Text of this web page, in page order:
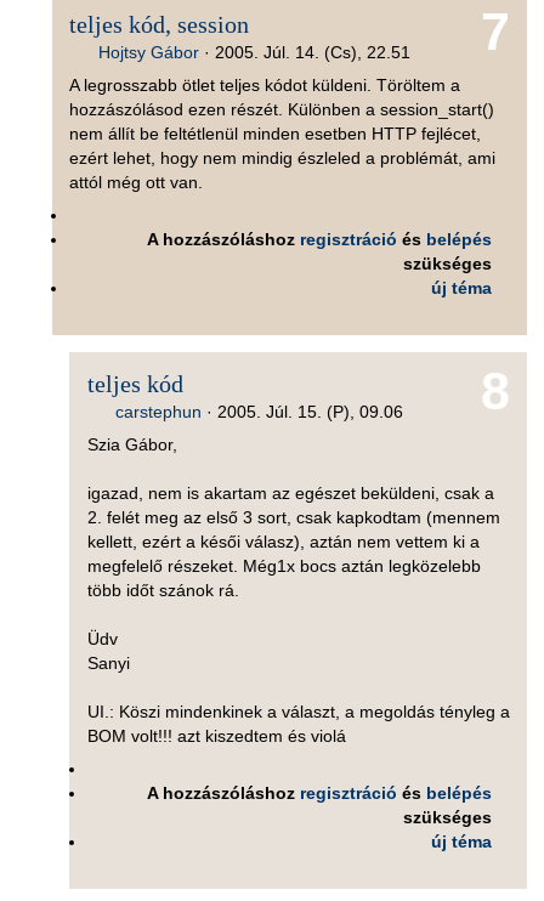
7
teljes kód, session
Hojtsy Gábor· 2005. Júl. 14. (Cs), 22.51
A legrosszabb ötlet teljes kódot küldeni. Töröltem a
hozzászólásod ezen részét. Különben a session_start()
nem állít be feltétlenül minden esetben HTTP fejlécet,
ezért lehet, hogy nem mindig észleled a problémát, ami
attól még ott van.
A hozzászóláshoz regisztráció és belépés
szükséges
új téma
8
teljes kód
carstephun · 2005. Júl. 15. (P), 09.06
Szia Gábor,
igazad, nem is akartam az egészet beküldeni, csak a
2. felét meg az első 3 sort, csak kapkodtam (mennem
kellett, ezért a késői válasz), aztán nem vettem ki a
megfelelő részeket. Még1x bocs aztán legközelebb
több időt szánok rá.
Üdv
Sanyi
UI.: Köszi mindenkinek a választ, a megoldás tényleg a
BOM volt!!! azt kiszedtem és violá
A hozzászóláshoz regisztráció és belépés
szükséges
új téma